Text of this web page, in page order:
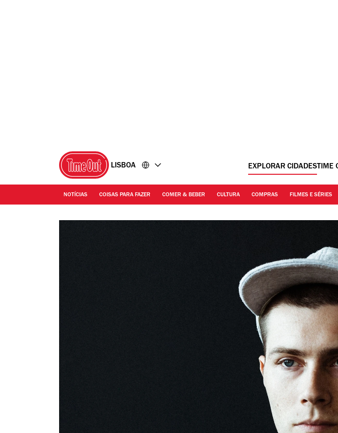
LISBOA EXPLORAR CIDADESTIME
NOTÍCIAS COISAS PARA FAZER COMER & BEBER CULTURA COMPRAS FILMES E SÉRIES